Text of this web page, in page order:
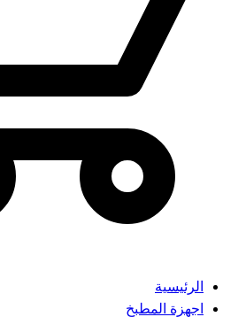
الرئيسية
اجهزة المطبخ